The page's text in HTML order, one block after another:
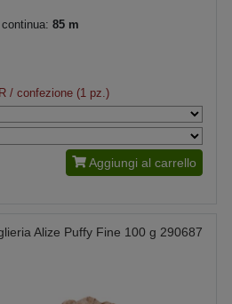
85 m
/ confezione (1 pz.)
Aggiungi al carrello
Alize Puffy Fine 100 g 290687